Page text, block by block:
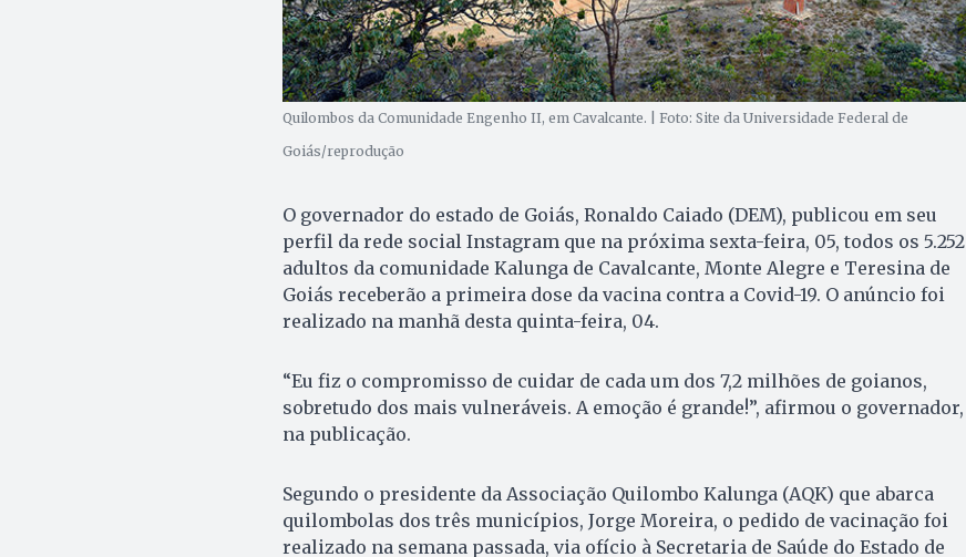
Quilombos da Comunidade Engenho II, em Cavalcante. | Foto: Site da Universidade Federal de
Goiás/reprodução
O governador do estado de Goiás, Ronaldo Caiado (DEM), publicou em seu
perfil da rede social Instagram que na próxima sexta-feira, 05, todos os 5.252
adultos da comunidade Kalunga de Cavalcante, Monte Alegre e Teresina de
Goiás receberão a primeira dose da vacina contra a Covid-19. O anúncio foi
realizado na manhã desta quinta-feira, 04.
“Eu fiz o compromisso de cuidar de cada um dos 7,2 milhões de goianos,
sobretudo dos mais vulneráveis. A emoção é grande!”, afirmou o governador,
na publicação.
Segundo o presidente da Associação Quilombo Kalunga (AQK) que abarca
quilombolas dos três municípios, Jorge Moreira, o pedido de vacinação foi
realizado na semana passada, via ofício à Secretaria de Saúde do Estado de